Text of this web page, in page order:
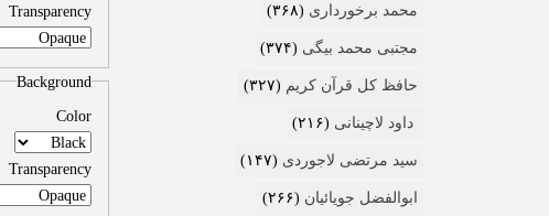
Transparency
Background
Color
Transparency
محمد برخورداری (۳۶۸)
مجتبی محمد بیگی (۳۷۴)
حافظ کل قرآن کریم (۳۲۷)
داود لاچینانی (۲۱۶)
سید مرتضی لاجوردی (۱۴۷)
ابوالفضل جویائیان (۲۶۶)